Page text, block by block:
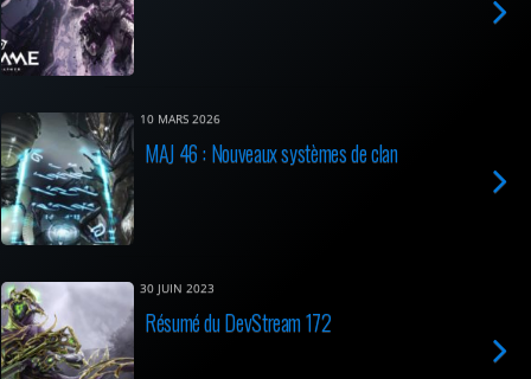
10 MARS 2026
MAJ 46 : Nouveaux systèmes de clan
30 JUIN 2023
Résumé du DevStream 172